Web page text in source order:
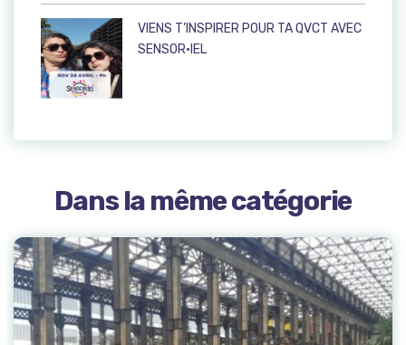
VIENS T’INSPIRER POUR TA QVCT AVEC
SENSOR·IEL
Dans la même catégorie